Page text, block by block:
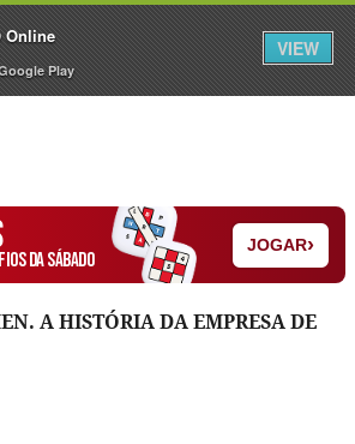
Assine Iniciar Sessão
DA SÁBADO
JOGAR›
A HISTÓRIA DA EMPRESA DE
Online
Play
VIEW